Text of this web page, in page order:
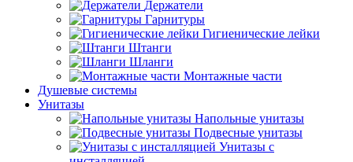
Держатели
Гарнитуры
Гигиенические лейки
Штанги
Шланги
Монтажные части
Душевые системы
Унитазы
Напольные унитазы
Подвесные унитазы
Унитазы с